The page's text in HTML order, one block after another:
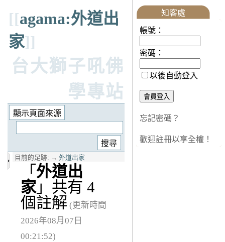
[[agama:外道出
家]]
台大獅子吼佛
學專站
目前的足跡: → 外道出家
「 外道出
家」共有 4
個註解 (更新時間
2026年08月07日
00:21:52)
知客處
帳號：
密碼：
以後自動登入
忘記密碼？
歡迎註冊以享全權！